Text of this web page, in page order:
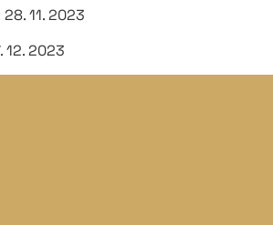
11. 2023
12. 2023